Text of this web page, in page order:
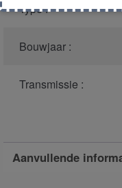
Type :
Bouwjaar :
Transmissie :
Aanvullende